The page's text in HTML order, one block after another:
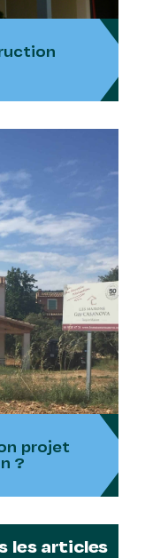
projet
?
les articles